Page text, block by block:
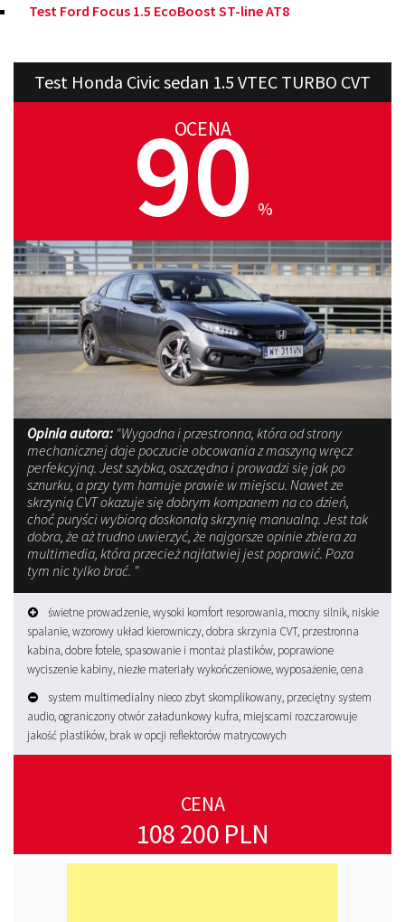
Test Ford Focus 1.5 EcoBoost ST-line AT8
Test Honda Civic sedan 1.5 VTEC TURBO CVT
OCENA
90 %
Opinia autora: "Wygodna i przestronna, która od strony
mechanicznej daje poczucie obcowania z maszyną wręcz
perfekcyjną. Jest szybka, oszczędna i prowadzi się jak po
sznurku, a przy tym hamuje prawie w miejscu. Nawet ze
skrzynią CVT okazuje się dobrym kompanem na co dzień,
choć puryści wybiorą doskonałą skrzynię manualną. Jest tak
dobra, że aż trudno uwierzyć, że najgorsze opinie zbiera za
multimedia, która przecież najłatwiej jest poprawić. Poza
tym nic tylko brać. "
świetne prowadzenie, wysoki komfort resorowania, mocny silnik, niskie
spalanie, wzorowy układ kierowniczy, dobra skrzynia CVT, przestronna
kabina, dobre fotele, spasowanie i montaż plastików, poprawione
wyciszenie kabiny, niezłe materiały wykończeniowe, wyposażenie, cena
system multimedialny nieco zbyt skomplikowany, przeciętny system
audio, ograniczony otwór załadunkowy kufra, miejscami rozczarowuje
jakość plastików, brak w opcji reflektorów matrycowych
CENA
108 200 PLN